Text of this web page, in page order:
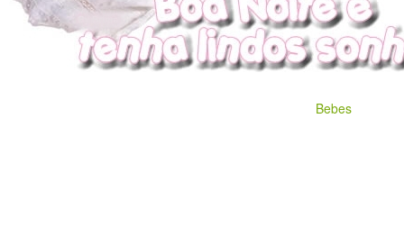
Bebes